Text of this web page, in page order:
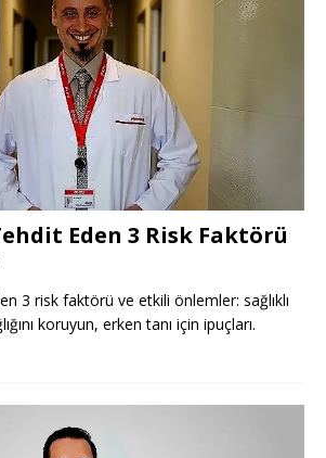
Eden 3 Risk Faktörü
3 risk faktörü ve etkili önlemler: sağlıklı
koruyun, erken tanı için ipuçları.